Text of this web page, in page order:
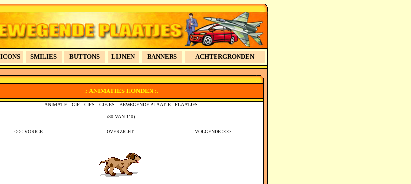
ICONS SMILIES BUTTONS LIJNEN BANNERS ACHTERGRONDEN
.: ANIMATIES HONDEN:.
ANIMATIE - GIF - GIFS - GIFJES - BEWEGENDE PLAATJE - PLAATJES
(30 VAN 110)
<<< VORIGE OVERZICHT VOLGENDE >>>